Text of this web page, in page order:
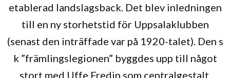
etablerad landslagsback. Det blev inledningen
till en ny storhetstid för Uppsalaklubben
(senast den inträffade var på 1920-talet). Den s
k ”främlingslegionen” byggdes upp till något
stort med Uffe Fredin som centralgestalt.